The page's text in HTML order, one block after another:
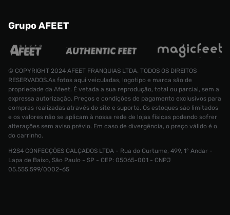
Grupo AFEET
© COPYRIGHT 2024 AFEET FRANQUIAS LTDA. TODOS OS DIREITOS
RESERVADOS.As fotos aqui veiculadas, logotipo e marca são de
propriedade da Afeet. É vetada a sua reprodução, total ou parcial, sem a
expressa autorização. Preços e condições de pagamento exclusivos para
compras realizadas através do site e suporte. Os estoques são limitados
e os valores não se aplicam à nossa rede de lojas físicas podendo sofrer
alterações sem aviso prévio. Em caso de divergência, o preço válido é o
do carrinho.
H2S4 CONFECÇÕES CALÇADOS LTDA - Rua do Curtume, 499, 1° Andar -
Lapa de Baixo, São Paulo - SP - CEP: 05065-001 - CNPJ
05.555.599/0002-65